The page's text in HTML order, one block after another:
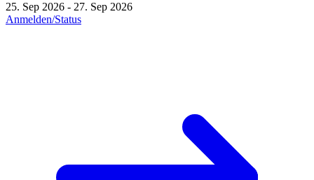
25. Sep 2026 - 27. Sep 2026
Anmelden/Status